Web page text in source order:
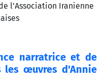
narratrice et de
les œuvres d'Annie